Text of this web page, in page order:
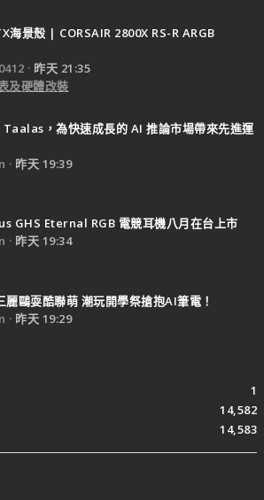
海景殼 | CORSAIR 2800X RS-R ARGB
昨天 21:35
及硬體改裝
，為快速成長的 AI 推論市場帶來先進運
昨天 19:39
GHS Eternal RGB 電競耳機八月在台上市
昨天 19:34
麗鷗耍酷聯萌 潮玩開學祭搶抱AI筆電！
昨天 19:29
1
14,582
14,583